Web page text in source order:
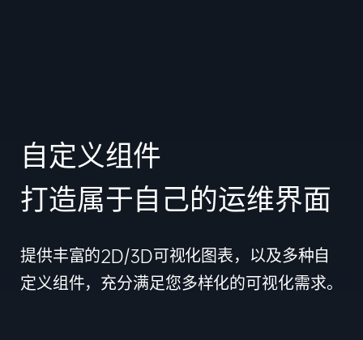
自定义组件
打造属于自己的运维界面
提供丰富的2D/3D可视化图表，以及多种自
定义组件，充分满足您多样化的可视化需求。